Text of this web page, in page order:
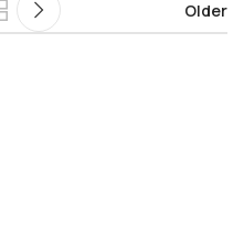
Older